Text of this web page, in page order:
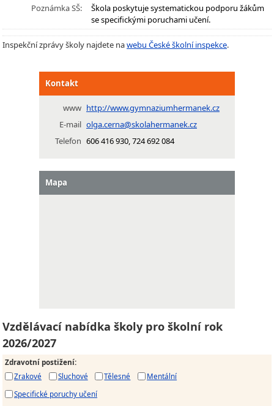
Poznámka SŠ:
Škola poskytuje systematickou podporu žákům
se specifickými poruchami učení.
Inspekční zprávy školy najdete nawebu České školní inspekce.
Kontakt
www http://www.gymnaziumhermanek.cz
E-mail olga.cerna@skolahermanek.cz
Telefon 606 416 930, 724 692 084
Mapa
Vzdělávací nabídka školy pro školní rok
2026/2027
Zdravotní postižení:
Zrakové
Sluchové Tělesné
Mentální
Specifické poruchy učení